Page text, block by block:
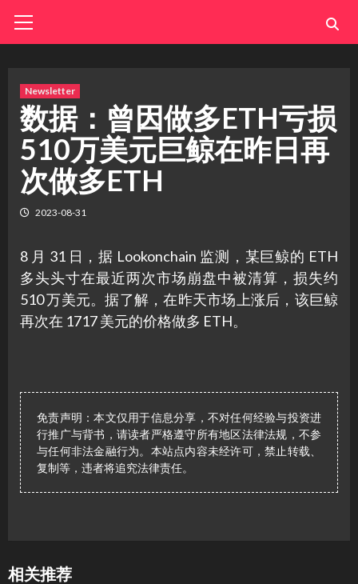
Menu
Newsletter
数据：曾因做多ETH亏损
510万美元巨鲸在昨日再
次做多ETH
2023-08-31
8 月 31 日，据 Lookonchain 监测，某巨鲸的 ETH
多头头寸在最近两次市场崩盘中被清算，损失约
510 万美元。据了解，在昨天市场上涨后，该巨鲸
再次在 1717 美元的价格做多 ETH。
免责声明：本文仅用于信息分享，不对任何经验与投资进
行推广与背书，请读者严格遵守所有地区法律法规，不参
与任何非法金融行为。本站点内容未经许可，禁止转载、
复制等，违者将追究法律责任。
相关推荐